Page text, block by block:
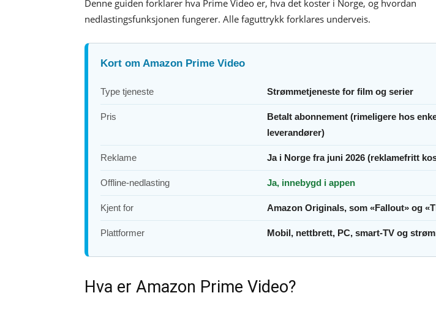
Denne guiden forklarer hva Prime Video er, hva det koster i Norge, og hvordan
nedlastingsfunksjonen fungerer. Alle faguttrykk forklares underveis.
Kort om Amazon Prime Video
Type tjeneste Strømmetjeneste for film og serier
Pris
Betalt abonnement (rimeligere hos
leverandører)
Reklame Ja i Norge fra juni 2026 (reklamefritt
Offline-nedlasting Ja, innebygd i appen
Kjent for Amazon Originals, som «Fallout» og
Plattformer Mobil, nettbrett, PC, smart-TV og
Hva er Amazon Prime Video?